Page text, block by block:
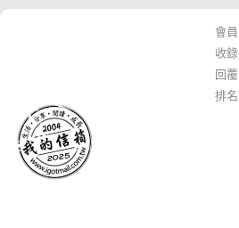
會員
收錄
回覆
排名